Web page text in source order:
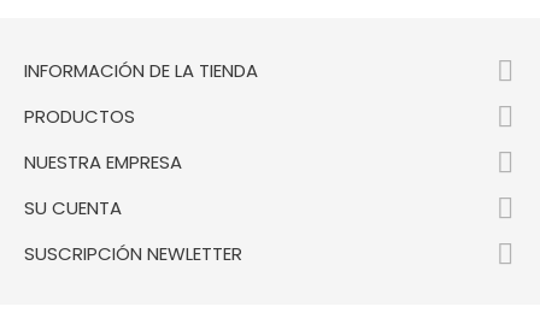
INFORMACIÓN DE LA TIENDA 
PRODUCTOS 
NUESTRA EMPRESA 
SU CUENTA 
SUSCRIPCIÓN NEWLETTER 